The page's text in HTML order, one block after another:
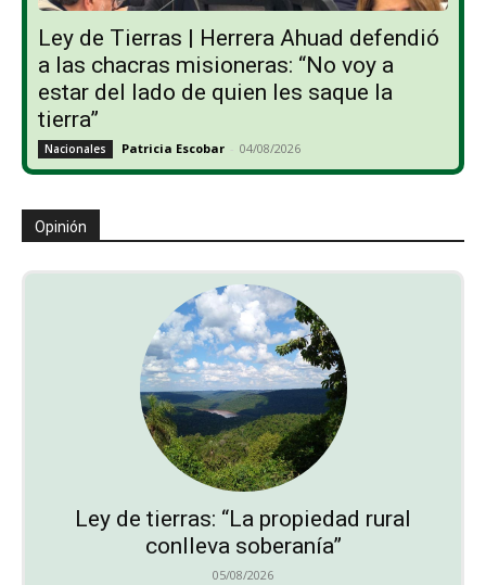
Ley de Tierras | Herrera Ahuad defendió
a las chacras misioneras: “No voy a
estar del lado de quien les saque la
tierra”
Nacionales Patricia Escobar - 04/08/2026
Opinión
Ley de tierras: “La propiedad rural
conlleva soberanía”
05/08/2026